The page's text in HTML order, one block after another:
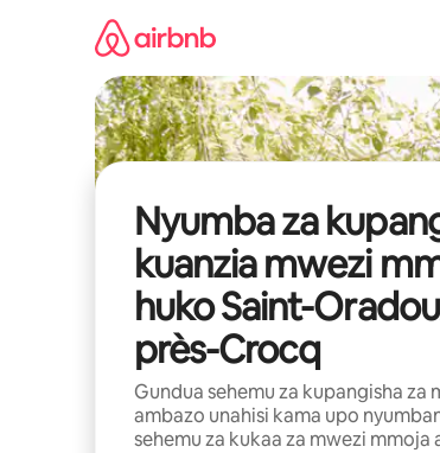
Nyumba za
kuanzia mwezi
huko Saint-
près-Crocq
Gundua sehemu za kupangisha za
ambazo unahisi kama upo
sehemu za kukaa za mwezi mmoja